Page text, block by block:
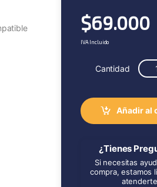
$69.000
IVA Incluido
Cantidad
Añadir al
¿Tienes
Si necesitas
compra, estamos